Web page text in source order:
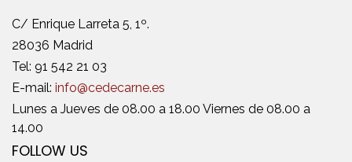
C/ Enrique Larreta 5, 1º.
28036 Madrid
Tel: 91 542 21 03
E-mail: info@cedecarne.es
Lunes a Jueves de 08.00 a 18.00 Viernes de 08.00 a
14.00
FOLLOW US